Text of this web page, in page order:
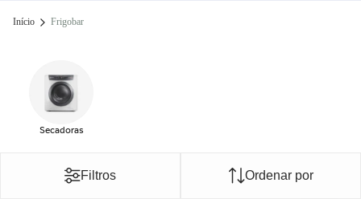
Início Frigobar
Secadoras
Filtros Ordenar por